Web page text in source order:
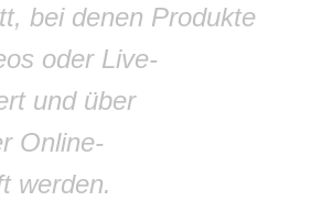
bei denen Produkte
oder Live-
und über
Online-
werden.